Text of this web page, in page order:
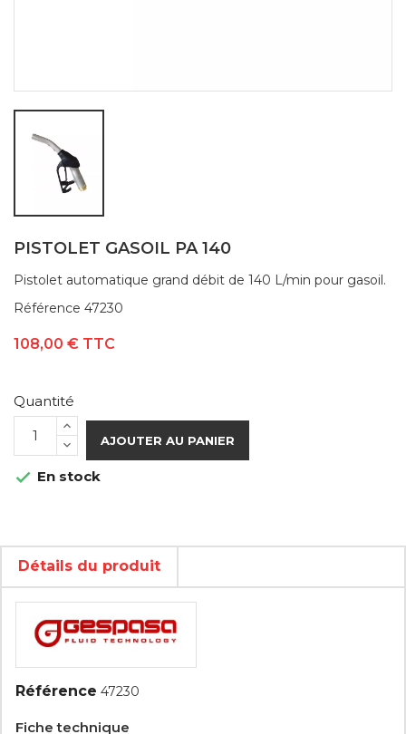
PISTOLET GASOIL PA 140
Pistolet automatique grand débit de 140 L/min pour gasoil.
Référence 47230
108,00 € TTC
Quantité
AJOUTER AU PANIER
 En stock
Détails du produit
Référence 47230
Fiche technique